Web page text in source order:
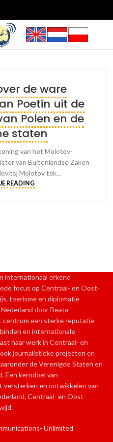
de ware
Poetin uit de
Polen en de
staten
van het Molotov-
van Buitenlandse Zaken
Molotov tek...
READING
internationaal erkend
focus op Centraal- en Oost-
toerisme en diplomatie
door Beata
centrum een sterke reputatie
en internationale
haar werk in Centraal- en
journalistieke projecten en
de Verenigde Staten en
Een kerndoel van
versterken en ontwikkelen van
Centraal- en Oost-
Unlimited